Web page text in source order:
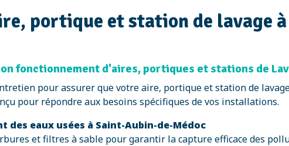
portique et station de lavage
fonctionnement d'aires, portiques et stations de
pour assurer que votre aire, portique et station de
pour répondre aux besoins spécifiques de vos installations.
eaux usées à Saint-Aubin-de-Médoc
et filtres à sable pour garantir la capture efficace des